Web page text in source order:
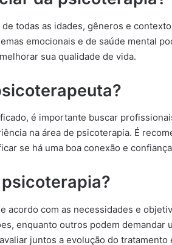
todas as idades, gêneros e
emocionais e de saúde mental
sua qualidade de vida.
é importante buscar
na área de psicoterapia. É
se há uma boa conexão e
acordo com as necessidades e
enquanto outros podem demandar
juntos a evolução do